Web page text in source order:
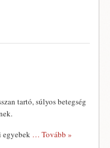
tartó, súlyos betegség
egyebek … Tovább »